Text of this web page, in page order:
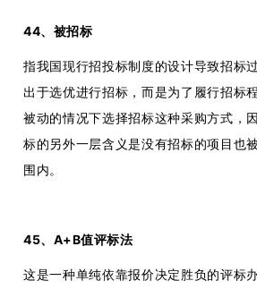
44、被招标
指我国现行招投标制度的设计导致招标
出于选优进行招标，而是为了履行招标
被动的情况下选择招标这种采购方式，
标的另外一层含义是没有招标的项目也
围内。
45、A+B值评标法
这是一种单纯依靠报价决定胜负的评标